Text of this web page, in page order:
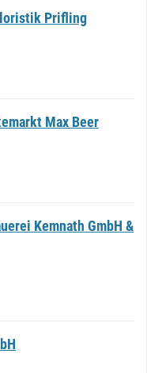
Prifling
Max Beer
Kemnath GmbH &